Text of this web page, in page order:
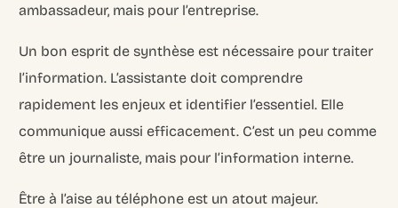
ambassadeur, mais pour l’entreprise.
Un bon esprit de synthèse est nécessaire pour traiter
l’information. L’assistante doit comprendre
rapidement les enjeux et identifier l’essentiel. Elle
communique aussi efficacement. C’est un peu comme
être un journaliste, mais pour l’information interne.
Être à l’aise au téléphone est un atout majeur.